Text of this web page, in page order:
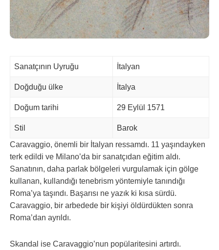
Sanatçının Uyruğu İtalyan
Doğduğu ülke İtalya
Doğum tarihi 29 Eylül 1571
Stil
Barok
Caravaggio, önemli bir İtalyan ressamdı. 11 yaşındayken
terk edildi ve Milano’da bir sanatçıdan eğitim aldı.
Sanatının, daha parlak bölgeleri vurgulamak için gölge
kullanan, kullandığı tenebrism yöntemiyle tanındığı
Roma’ya taşındı. Başarısı ne yazık ki kısa sürdü.
Caravaggio, bir arbedede bir kişiyi öldürdükten sonra
Roma’dan ayrıldı.
Skandal ise Caravaggio’nun popülaritesini artırdı.